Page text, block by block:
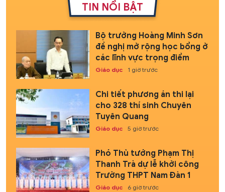
TIN NỔI BẬT
Bộ trưởng Hoàng Minh Sơn
đề nghị mở rộng học bổng ở
các lĩnh vực trọng điểm
Giáo dục 1 giờ trước
Chi tiết phương án thi lại
cho 328 thí sinh Chuyên
Tuyên Quang
Giáo dục 5 giờ trước
Phó Thủ tướng Phạm Thị
Thanh Trà dự lễ khởi công
Trường THPT Nam Đàn 1
Giáo dục 6 giờ trước